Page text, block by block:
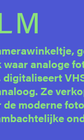
analoge
Ze
moderne